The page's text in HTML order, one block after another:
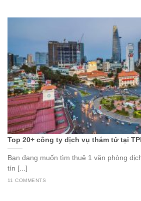
Top 20+ công ty dịch vụ thám tử tại
Bạn đang muốn tìm thuê 1 văn phòng
tín [...]
11 COMMENTS